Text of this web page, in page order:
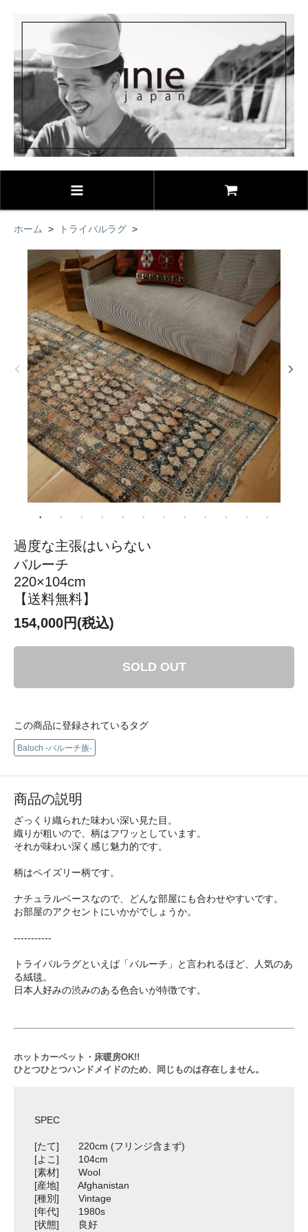
ホーム > トライバルラグ >
過度な主張はいらない
バルーチ
220×104cm
【送料無料】
154,000円(税込)
SOLD OUT
この商品に登録されているタグ
Baluch -バルーチ族-
商品の説明
ざっくり織られた味わい深い見た目。
織りが粗いので、柄はフワッとしています。
それが味わい深く感じ魅力的です。
柄はペイズリー柄です。
ナチュラルベースなので、どんな部屋にも合わせやすいです。
お部屋のアクセントにいかがでしょうか。
-----------
トライバルラグといえば「バルーチ」と言われるほど、人気のあ
る絨毯。
日本人好みの渋みのある色合いが特徴です。
ホットカーペット・床暖房OK!!
ひとつひとつハンドメイドのため、同じものは存在しません。
SPEC
[たて] 220cm (フリンジ含まず)
[よこ] 104cm
[素材] Wool
[産地] Afghanistan
[種別] Vintage
[年代] 1980s
[状態] 良好